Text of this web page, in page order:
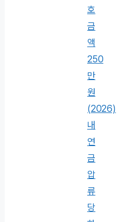
호
금
액
250
만
원
(2026)
내
연
금
압
류
당